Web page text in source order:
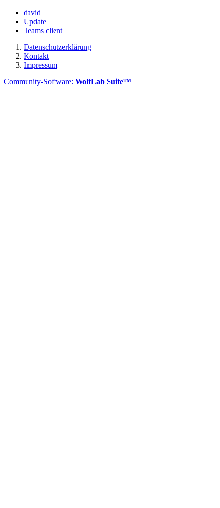
david
Update
Teams client
Datenschutzerklärung
Kontakt
Impressum
Community-Software: WoltLab Suite™